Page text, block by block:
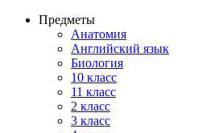
Предметы
Анатомия
Английский язык
Биология
10 класс
11 класс
2 класс
3 класс